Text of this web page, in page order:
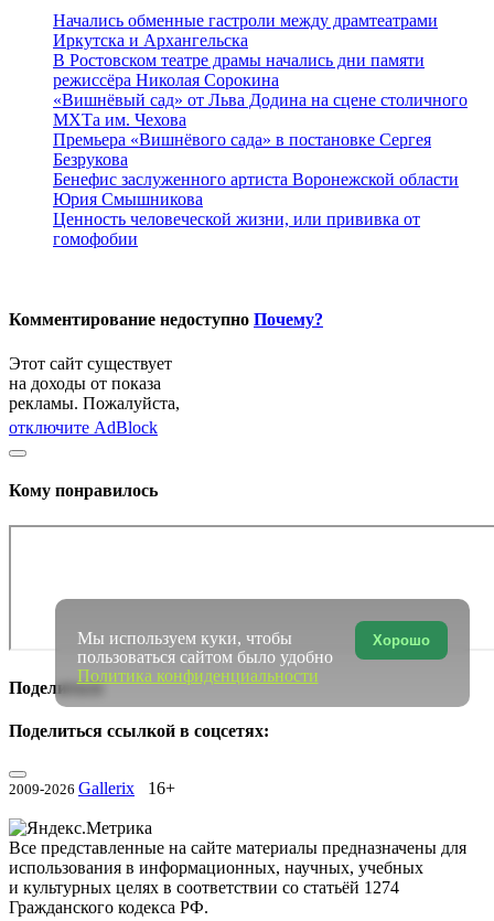
Начались обменные гастроли между драмтеатрами
Иркутска и Архангельска
В Ростовском театре драмы начались дни памяти
режиссёра Николая Сорокина
«Вишнёвый сад» от Льва Додина на сцене столичного
МХТа им. Чехова
Премьера «Вишнёвого сада» в постановке Сергея
Безрукова
Бенефис заслуженного артиста Воронежской области
Юрия Смышникова
Ценность человеческой жизни, или прививка от
гомофобии
Комментирование недоступно Почему?
Этот сайт существует
на доходы от показа
рекламы. Пожалуйста,
отключите AdBlock
Кому понравилось
Поделиться
Поделиться ссылкой в соцсетях:
2009-2026 Gallerix 16+
Все представленные на сайте материалы предназначены для
использования в информационных, научных, учебных
и культурных целях в соответствии со статьёй 1274
Гражданского кодекса РФ.
Хорошо
Мы используем куки, чтобы
пользоваться сайтом было удобно
Политика конфиденциальности